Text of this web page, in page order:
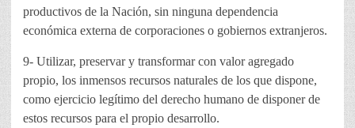
productivos de la Nación, sin ninguna dependencia
económica externa de corporaciones o gobiernos extranjeros.
9- Utilizar, preservar y transformar con valor agregado
propio, los inmensos recursos naturales de los que dispone,
como ejercicio legítimo del derecho humano de disponer de
estos recursos para el propio desarrollo.